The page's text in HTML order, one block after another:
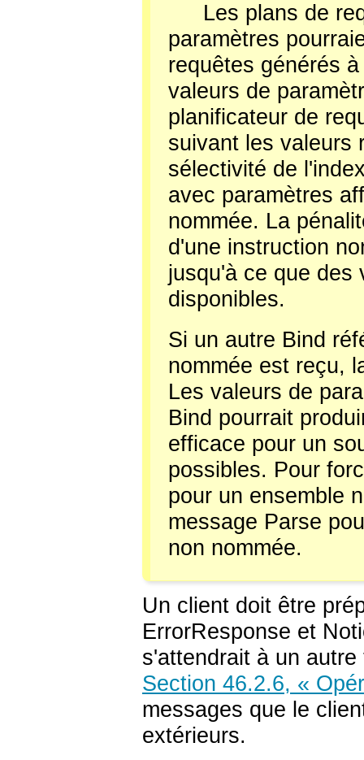
Les plans de
paramètres
requêtes générés
valeurs de
planificateur de
suivant les valeurs
sélectivité de
avec paramètres
nommée. La
d'une instruction
jusqu'à ce que des
disponibles.
Si un autre Bind
nommée est reçu,
Les valeurs de
Bind pourrait
efficace pour un
possibles. Pour
pour un ensemble
message Parse
non nommée.
Un client doit être
ErrorResponse et
s'attendrait à un
Section 46.2.6, «
messages que le
extérieurs.